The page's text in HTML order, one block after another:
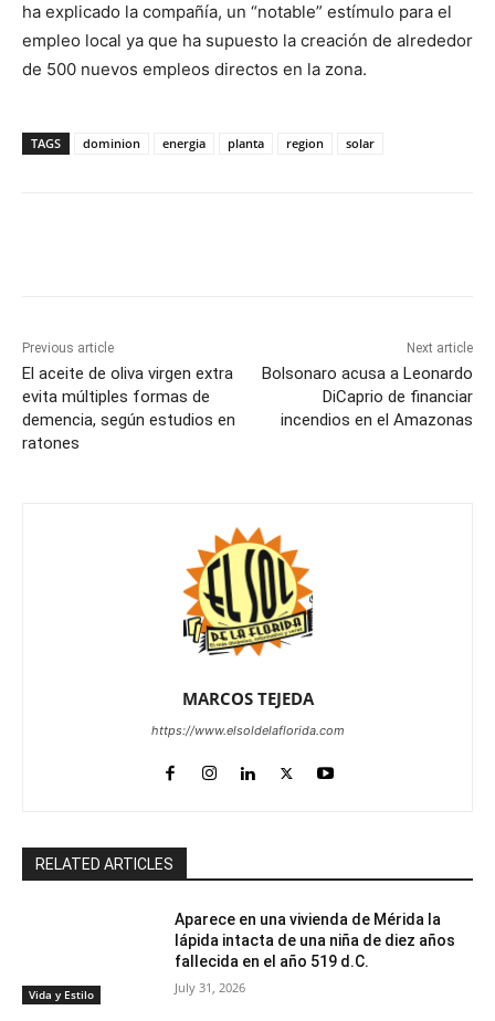
ha explicado la compañía, un “notable” estímulo para el
empleo local ya que ha supuesto la creación de alrededor
de 500 nuevos empleos directos en la zona.
TAGS dominion energia planta region solar
Previous article
El aceite de oliva virgen extra
evita múltiples formas de
demencia, según estudios en
ratones
Next article
Bolsonaro acusa a Leonardo
DiCaprio de financiar
incendios en el Amazonas
MARCOS TEJEDA
https://www.elsoldelaflorida.com
RELATED ARTICLES
Vida y Estilo
Aparece en una vivienda de Mérida la
lápida intacta de una niña de diez años
fallecida en el año 519 d.C.
July 31, 2026